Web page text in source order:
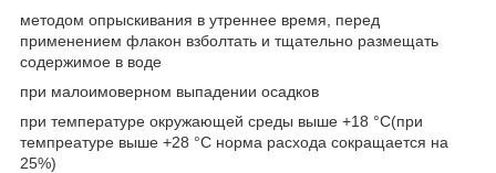
методом опрыскивания в утреннее время, перед
применением флакон взболтать и тщательно размещать
содержимое в воде
при малоимоверном выпадении осадков
при температуре окружающей среды выше +18 °С(при
темпреатуре выше +28 °С норма расхода сокращается на
25%)